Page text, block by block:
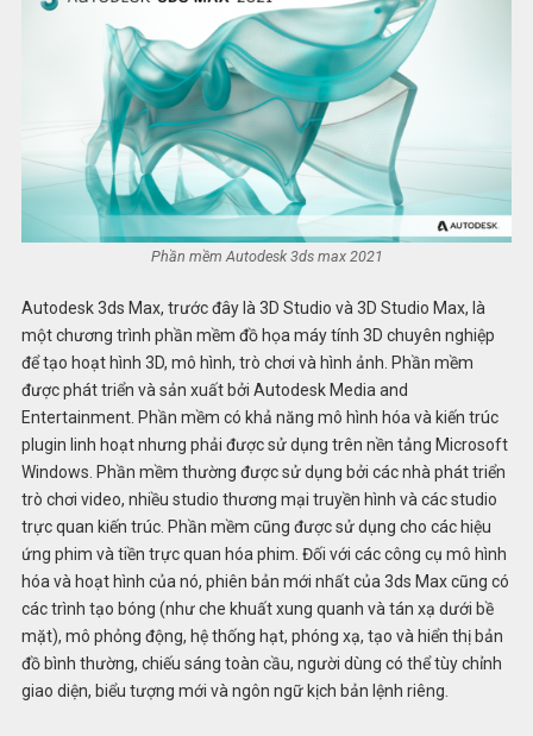
Phần mềm Autodesk 3ds max 2021
Autodesk 3ds Max, trước đây là 3D Studio và 3D Studio Max, là
một chương trình phần mềm đồ họa máy tính 3D chuyên nghiệp
để tạo hoạt hình 3D, mô hình, trò chơi và hình ảnh. Phần mềm
được phát triển và sản xuất bởi Autodesk Media and
Entertainment. Phần mềm có khả năng mô hình hóa và kiến trúc
plugin linh hoạt nhưng phải được sử dụng trên nền tảng Microsoft
Windows. Phần mềm thường được sử dụng bởi các nhà phát triển
trò chơi video, nhiều studio thương mại truyền hình và các studio
trực quan kiến trúc. Phần mềm cũng được sử dụng cho các hiệu
ứng phim và tiền trực quan hóa phim. Đối với các công cụ mô hình
hóa và hoạt hình của nó, phiên bản mới nhất của 3ds Max cũng có
các trình tạo bóng (như che khuất xung quanh và tán xạ dưới bề
mặt), mô phỏng động, hệ thống hạt, phóng xạ, tạo và hiển thị bản
đồ bình thường, chiếu sáng toàn cầu, người dùng có thể tùy chỉnh
giao diện, biểu tượng mới và ngôn ngữ kịch bản lệnh riêng.